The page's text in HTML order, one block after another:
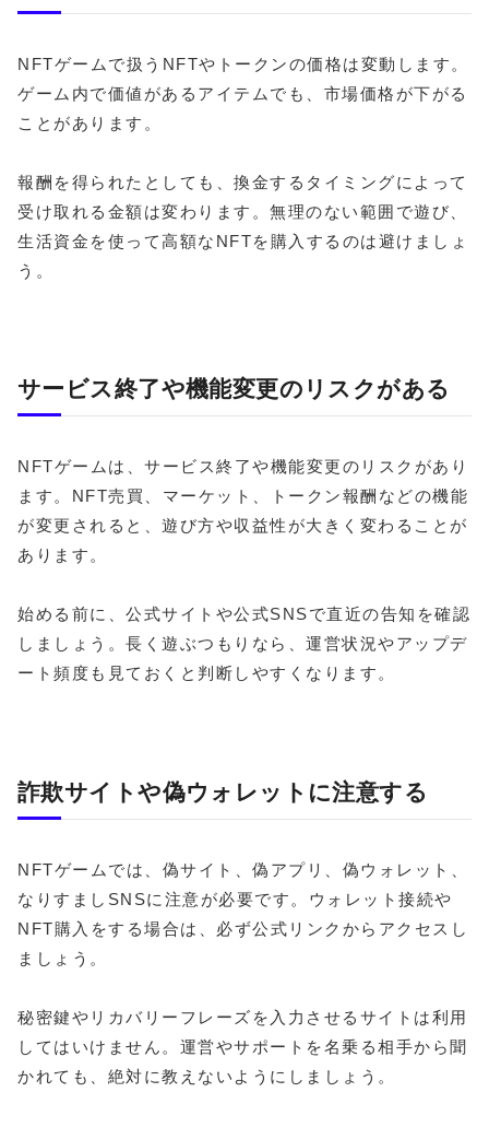
NFTゲームで扱うNFTやトークンの価格は変動します。
ゲーム内で価値があるアイテムでも、市場価格が下がる
ことがあります。
報酬を得られたとしても、換金するタイミングによって
受け取れる金額は変わります。無理のない範囲で遊び、
生活資金を使って高額なNFTを購入するのは避けましょ
う。
サービス終了や機能変更のリスクがある
NFTゲームは、サービス終了や機能変更のリスクがあり
ます。NFT売買、マーケット、トークン報酬などの機能
が変更されると、遊び方や収益性が大きく変わることが
あります。
始める前に、公式サイトや公式SNSで直近の告知を確認
しましょう。長く遊ぶつもりなら、運営状況やアップデ
ート頻度も見ておくと判断しやすくなります。
詐欺サイトや偽ウォレットに注意する
NFTゲームでは、偽サイト、偽アプリ、偽ウォレット、
なりすましSNSに注意が必要です。ウォレット接続や
NFT購入をする場合は、必ず公式リンクからアクセスし
ましょう。
秘密鍵やリカバリーフレーズを入力させるサイトは利用
してはいけません。運営やサポートを名乗る相手から聞
かれても、絶対に教えないようにしましょう。